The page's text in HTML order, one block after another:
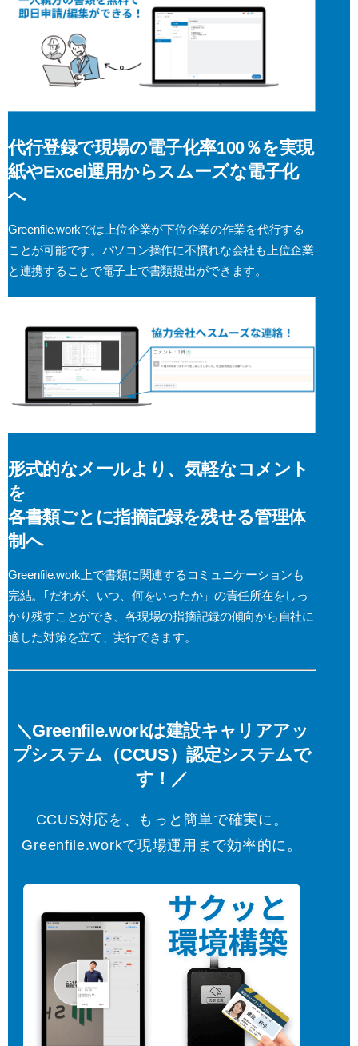
代行登録で現場の電子化率100％を実現
紙やExcel運用からスムーズな電子化
へ
Greenfile.workでは上位企業が下位企業の作業を代行する
ことが可能です。パソコン操作に不慣れな会社も上位企業
と連携することで電子上で書類提出ができます。
形式的なメールより、気軽なコメント
を
各書類ごとに指摘記録を残せる管理体
制へ
Greenfile.work上で書類に関連するコミュニケーションも
完結。｢だれが、いつ、何をいったか」の責任所在をしっ
かり残すことができ、各現場の指摘記録の傾向から自社に
適した対策を立て、実行できます。
＼Greenfile.workは建設キャリアアッ
プシステム（CCUS）認定システムで
す！／
CCUS対応を、もっと簡単で確実に。
Greenfile.workで現場運用まで効率的に。